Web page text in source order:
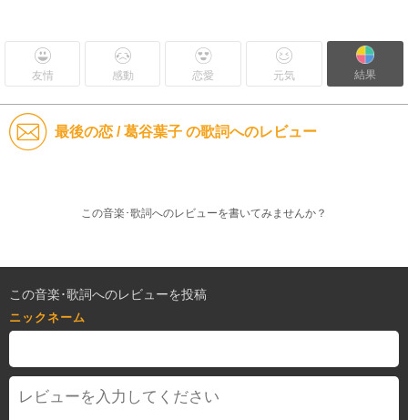
友情 感動 恋愛 元気 結果
最後の恋 / 葛谷葉子 の歌詞へのレビュー
この音楽･歌詞へのレビューを書いてみませんか？
この音楽･歌詞へのレビューを投稿
ニックネーム